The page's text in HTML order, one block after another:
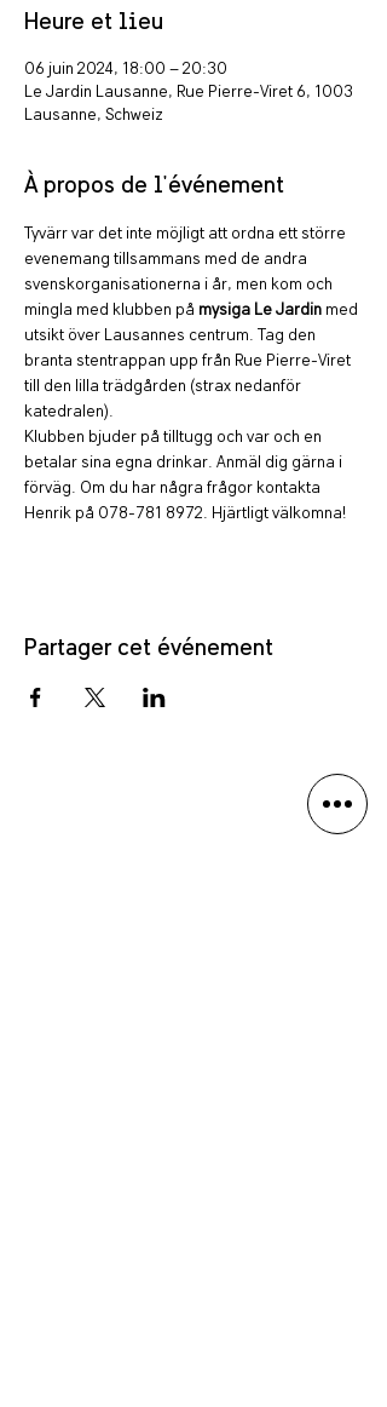
Heure et lieu
06 juin 2024, 18:00 – 20:30
Le Jardin Lausanne, Rue Pierre-Viret 6, 1003
Lausanne, Schweiz
À propos de l'événement
Tyvärr var det inte möjligt att ordna ett större
evenemang tillsammans med de andra
svenskorganisationerna i år, men kom och
mingla med klubben på mysiga Le Jardin med
utsikt över Lausannes centrum. Tag den
branta stentrappan upp från Rue Pierre-Viret
till den lilla trädgården (strax nedanför
katedralen).
Klubben bjuder på tilltugg och var och en
betalar sina egna drinkar. Anmäl dig gärna i
förväg. Om du har några frågor kontakta
Henrik på 078-781 8972. Hjärtligt välkomna!
Partager cet événement